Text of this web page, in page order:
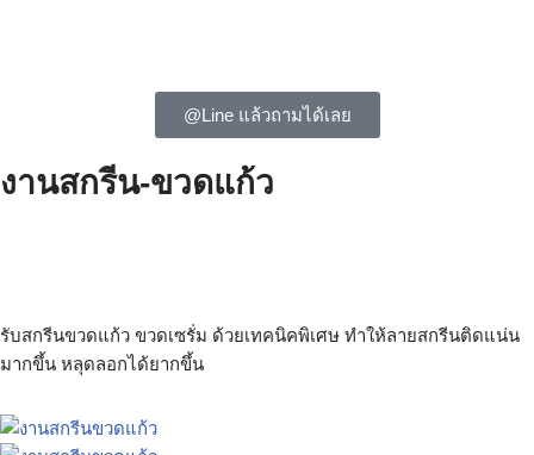
@Line แล้วถามได้เลย
งานสกรีน-ขวดแก้ว
รับสกรีนขวดแก้ว ขวดเซรั่ม ด้วยเทคนิคพิเศษ ทำให้ลายสกรีนติดแน่น
มากขึ้น หลุดลอกได้ยากขึ้น